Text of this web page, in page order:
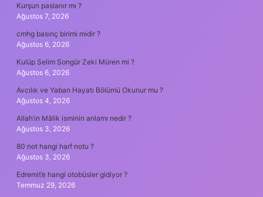
Kurşun paslanır mı ?
Ağustos 7, 2026
cmhg basınç birimi midir ?
Ağustos 6, 2026
Kulüp Selim Songür Zeki Müren mi ?
Ağustos 6, 2026
Avcılık ve Yaban Hayatı Bölümü Okunur mu ?
Ağustos 4, 2026
Allah’ın Mâlik isminin anlamı nedir ?
Ağustos 3, 2026
80 not hangi harf notu ?
Ağustos 3, 2026
Edremit’e hangi otobüsler gidiyor ?
Temmuz 29, 2026